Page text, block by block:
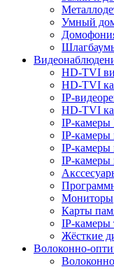
Умный
HD-TVI
HD-TVI
IP-
HD-TVI
IP-камеры
IP-камеры
IP-камеры
IP-камеры
Мониторы
Карты
IP-камеры
Жёсткие
Волоконно-